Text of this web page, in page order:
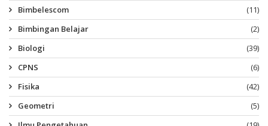
Bimbelescom
(11)
Bimbingan Belajar
(2)
Biologi
(39)
CPNS
(6)
Fisika
(42)
Geometri
(5)